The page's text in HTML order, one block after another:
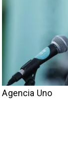
Agencia Uno